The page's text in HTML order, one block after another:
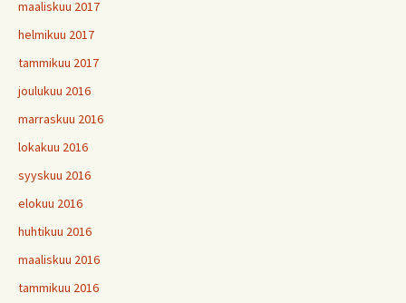
maaliskuu 2017
helmikuu 2017
tammikuu 2017
joulukuu 2016
marraskuu 2016
lokakuu 2016
syyskuu 2016
elokuu 2016
huhtikuu 2016
maaliskuu 2016
tammikuu 2016